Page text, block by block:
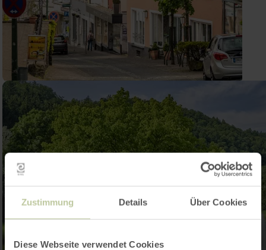
Zustimmung Details Über Cookies
Diese Webseite verwendet Cookies